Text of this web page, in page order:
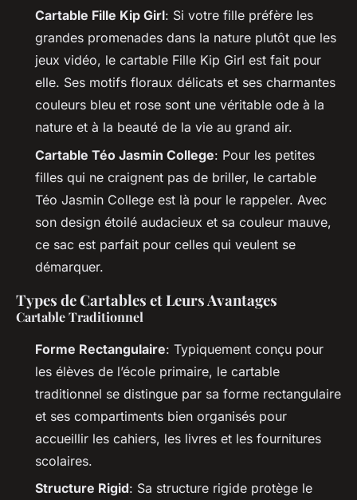
Cartable Fille Kip Girl: Si votre fille préfère les
grandes promenades dans la nature plutôt que les
jeux vidéo, le cartable Fille Kip Girl est fait pour
elle. Ses motifs floraux délicats et ses charmantes
couleurs bleu et rose sont une véritable ode à la
nature et à la beauté de la vie au grand air.
Cartable Téo Jasmin College: Pour les petites
filles qui ne craignent pas de briller, le cartable
Téo Jasmin College est là pour le rappeler. Avec
son design étoilé audacieux et sa couleur mauve,
ce sac est parfait pour celles qui veulent se
démarquer.
Types de Cartables et Leurs Avantages
Cartable Traditionnel
Forme Rectangulaire: Typiquement conçu pour
les élèves de l’école primaire, le cartable
traditionnel se distingue par sa forme rectangulaire
et ses compartiments bien organisés pour
accueillir les cahiers, les livres et les fournitures
scolaires.
Structure Rigid: Sa structure rigide protège le